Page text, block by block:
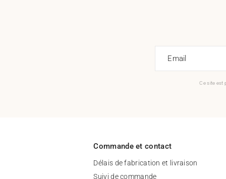
Email
Ce site est
Commande et contact
Délais de fabrication et livraison
Suivi de commande